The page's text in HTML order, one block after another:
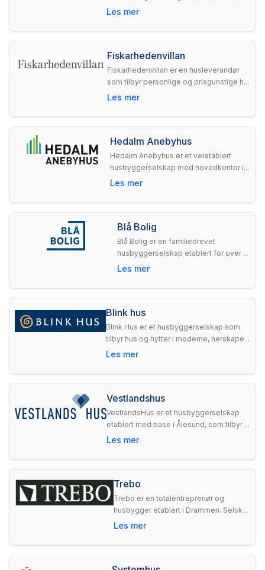
Les mer
Fiskarhedenvillan
Fiskarhedenvillan er en husleverandør
som tilbyr personlige og prisgunstige h...
Les mer
Hedalm Anebyhus
Hedalm Anebyhus er et veletablert
husbyggerselskap med hovedkontor i...
Les mer
Blå Bolig
Blå Bolig er en familiedrevet
husbyggerselskap etablert for over ...
Les mer
Blink hus
Blink Hus er et husbyggerselskap som
tilbyr hus og hytter i moderne, herskape...
Les mer
Vestlandshus
VestlandsHus er et husbyggerselskap
etablert med base i Ålesund, som tilbyr ...
Les mer
Trebo
Trebo er en totalentreprenør og
husbygger etablert i Drammen. Selsk...
Les mer